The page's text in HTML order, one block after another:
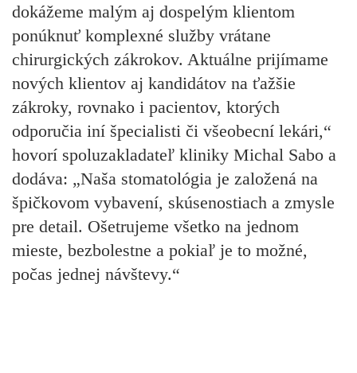
dokážeme malým aj dospelým klientom
ponúknuť komplexné služby vrátane
chirurgických zákrokov. Aktuálne prijímame
nových klientov aj kandidátov na ťažšie
zákroky, rovnako i pacientov, ktorých
odporučia iní špecialisti či všeobecní lekári,“
hovorí spoluzakladateľ kliniky Michal Sabo a
dodáva: „Naša stomatológia je založená na
špičkovom vybavení, skúsenostiach a zmysle
pre detail. Ošetrujeme všetko na jednom
mieste, bezbolestne a pokiaľ je to možné,
počas jednej návštevy.“